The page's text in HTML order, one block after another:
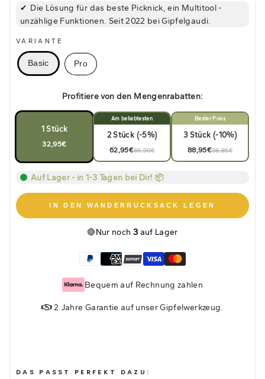
Die Lösung für das beste Picknick, ein Multitool -
unzählige Funktionen. Seit 2022 bei Gipfelgaudi.
VARIANTE
Basic Pro
Profitiere von den Mengenrabatten:
1 Stück
32,95€
Am beliebtesten
2 Stück (-5%)
62,95€65,90€
Bester Preis
3 Stück (-10%)
88,95€98,85€
Auf Lager - in 1-3 Tagen bei Dir! 📦
IN DEN WANDERRUCKSACK LEGEN
🔴Nur noch 3 auf Lager
Bequem auf Rechnung zahlen
2 Jahre Garantie auf unser Gipfelwerkzeug.
DAS PASST PERFEKT DAZU: